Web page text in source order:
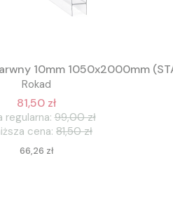
10mm 1050x2000mm
Rokad
81,50 zł
regularna: 99,00 zł
cena: 81,50 zł
Cena
66,26 zł